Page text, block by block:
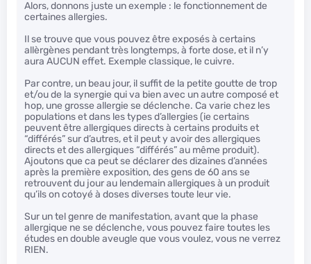
Alors, donnons juste un exemple : le fonctionnement de
certaines allergies.
Il se trouve que vous pouvez être exposés à certains
allèrgènes pendant très longtemps, à forte dose, et il n’y
aura AUCUN effet. Exemple classique, le cuivre.
Par contre, un beau jour, il suffit de la petite goutte de trop
et/ou de la synergie qui va bien avec un autre composé et
hop, une grosse allergie se déclenche. Ca varie chez les
populations et dans les types d’allergies (ie certains
peuvent être allergiques directs à certains produits et
“différés” sur d’autres, et il peut y avoir des allergiques
directs et des allergiques “différés” au même produit).
Ajoutons que ca peut se déclarer des dizaines d’années
après la première exposition, des gens de 60 ans se
retrouvent du jour au lendemain allergiques à un produit
qu’ils on cotoyé à doses diverses toute leur vie.
Sur un tel genre de manifestation, avant que la phase
allergique ne se déclenche, vous pouvez faire toutes les
études en double aveugle que vous voulez, vous ne verrez
RIEN.